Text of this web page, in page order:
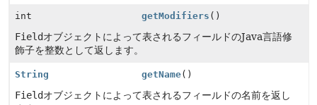
int getModifiers ()
Fieldオブジェクトによって表されるフィールドのJava言語修
飾子を整数として返します。
String getName()
Fieldオブジェクトによって表されるフィールドの名前を返し